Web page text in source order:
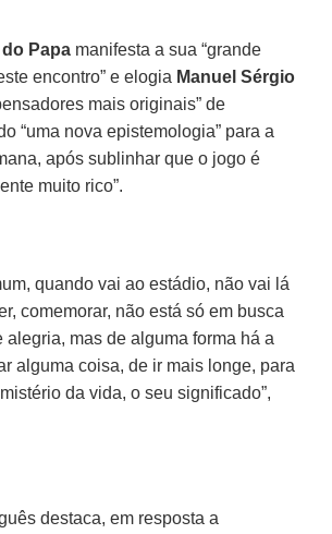
Papa manifesta a sua “grande
encontro” e elogia Manuel Sérgio
mais originais” de
“uma nova epistemologia” para a
após sublinhar que o jogo é
muito rico”.
quando vai ao estádio, não vai lá
comemorar, não está só em busca
alegria, mas de alguma forma há a
alguma coisa, de ir mais longe, para
da vida, o seu significado”,
destaca, em resposta a